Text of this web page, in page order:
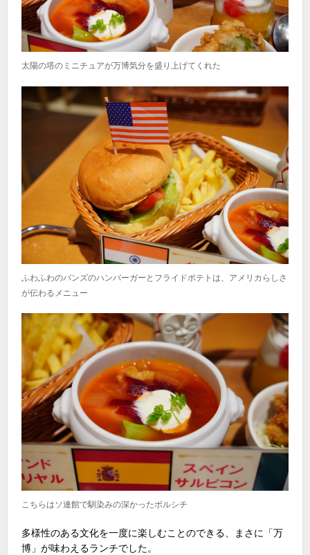
太陽の塔のミニチュアが万博気分を盛り上げてくれた
ふわふわのバンズのハンバーガーとフライドポテトは、アメリカらしさ
が伝わるメニュー
こちらはソ連館で馴染みの深かったボルシチ
多様性のある文化を一度に楽しむことのできる、まさに「万
博」が味わえるランチでした。